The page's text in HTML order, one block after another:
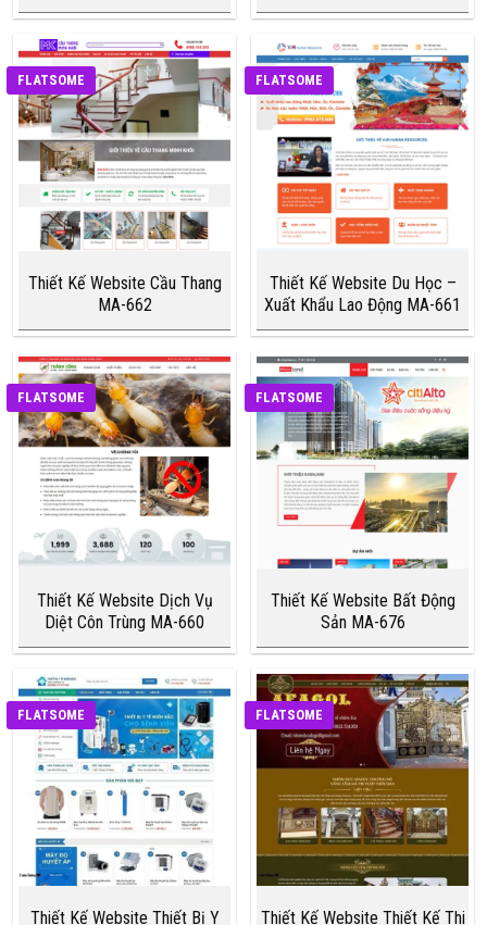
FLATSOME
Thiết Kế Website Cầu Thang
MA-662
FLATSOME
Thiết Kế Website Du Học –
Xuất Khẩu Lao Động MA-661
FLATSOME
Thiết Kế Website Dịch Vụ
Diệt Côn Trùng MA-660
FLATSOME
Thiết Kế Website Bất Động
Sản MA-676
FLATSOME
Thiết Kế Website Thiết Bị Y
FLATSOME
Thiết Kế Website Thiết Kế Thi